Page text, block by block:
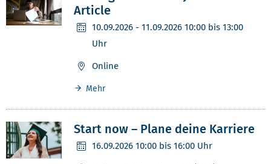
Article
10.09.2026 - 11.09.2026 10:00 bis 13:00
Uhr
Online
Mehr
Start now – Plane deine Karriere
16.09.2026 10:00 bis 16:00 Uhr